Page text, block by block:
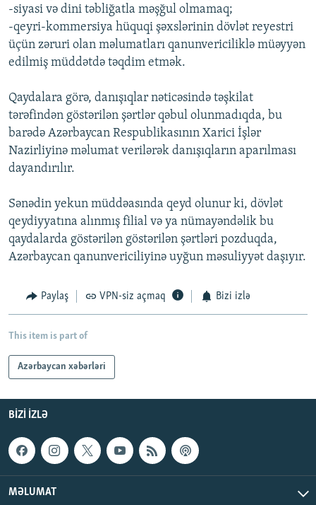
-siyasi və dini təbliğatla məşğul olmamaq;
-qeyri-kommersiya hüquqi şəxslərinin dövlət reyestri
üçün zəruri olan məlumatları qanunvericiliklə müəyyən
edilmiş müddətdə təqdim etmək.
Qaydalara görə, danışıqlar nəticəsində təşkilat
tərəfindən göstərilən şərtlər qəbul olunmadıqda, bu
barədə Azərbaycan Respublikasının Xarici İşlər
Nazirliyinə məlumat verilərək danışıqların aparılması
dayandırılır.
Sənədin yekun müddəasında qeyd olunur ki, dövlət
qeydiyyatına alınmış filial və ya nümayəndəlik bu
qaydalarda göstərilən göstərilən şərtləri pozduqda,
Azərbaycan qanunvericiliyinə uyğun məsuliyyət daşıyır.
Paylaş VPN-siz açmaq Bizi izlə
This item is part of
Azərbaycan xəbərləri
BIZI IZLƏ
MƏLUMAT